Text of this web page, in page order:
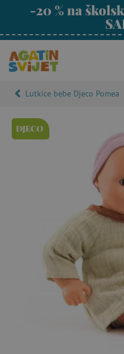
-20 % na
Lutkice bebe Djeco Pomea
DJECO